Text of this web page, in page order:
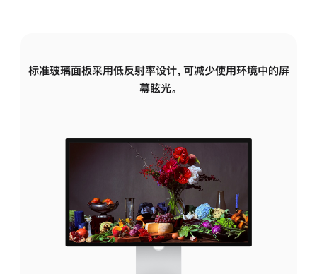
标准玻璃面板采用低反射率设计，可减少使用环境中的屏
幕眩光。